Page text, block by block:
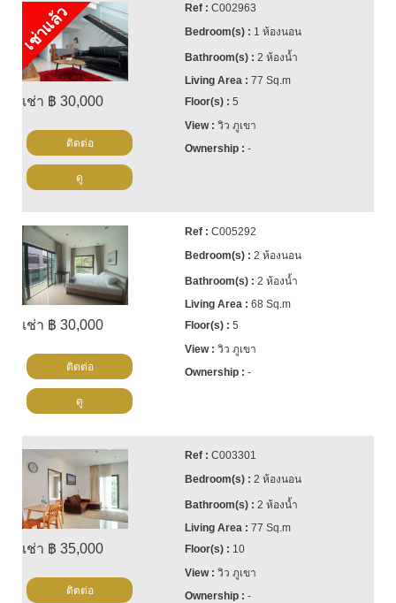
เช่าแล้ว
เช่า ฿ 30,000
C002963
1 ห้องนอน
2 ห้องน้ำ
77 Sq.m
5
วิว ภูเขา
-
ติดต่อ
ดู
เช่า ฿ 30,000
C005292
2 ห้องนอน
2 ห้องน้ำ
68 Sq.m
5
วิว ภูเขา
-
ติดต่อ
ดู
เช่า ฿ 35,000
C003301
2 ห้องนอน
2 ห้องน้ำ
77 Sq.m
10
วิว ภูเขา
-
ติดต่อ